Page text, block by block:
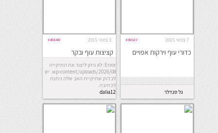
7 במאי 2015 #30327
כדורי עוף וירקות אפויים
גל סנדלר
קאראסיק
3 במאי 2015 #30148
קציצות עוף ובקר
Error: לא ניתן ליצור את התיקייה
wp-content/uploads/2026/08. יש
לבדוק שתיקיית האב שלה ניתנת
לכתיבה.
dalia12